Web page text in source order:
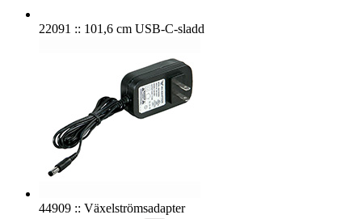
22091 :: 101,6 cm USB-C-sladd
44909 :: Växelströmsadapter